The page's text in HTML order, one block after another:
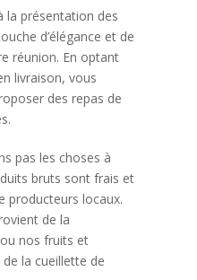
la présentation des
d’élégance et de
réunion. En optant
livraison, vous
des repas de
pas les choses à
bruts sont frais et
producteurs locaux.
de la
nos fruits et
la cueillette de